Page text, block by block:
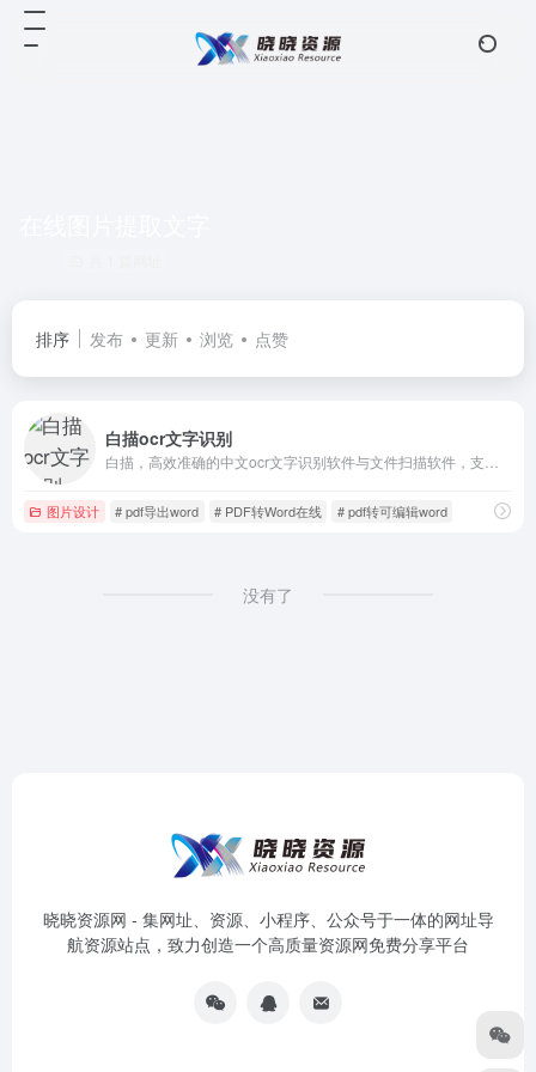
排序 发布 更新 浏览 点赞
白描ocr文字识别
图片设计 # pdf导出word # PDF转Word在线 # pdf转可编辑word
没有了
晓晓资源网 - 集网址、资源、小程序、公众号于一体的网址导
航资源站点，致力创造一个高质量资源网免费分享平台